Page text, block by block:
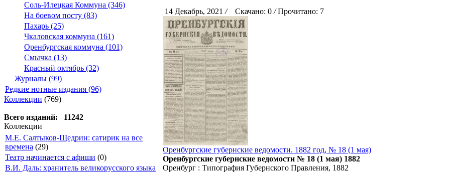
Соль-Илецкая Коммуна (346)
На боевом посту (83)
Пахарь (25)
Чкаловская коммуна (161)
Оренбургская коммуна (101)
Смычка (13)
Красный октябрь (32)
Журналы (99)
Редкие нотные издания (96)
Коллекции (769)
Всего изданий: 11242
Коллекции
М.Е. Салтыков-Щедрин: сатирик на все
времена (29)
Театр начинается с афиши (0)
В.И. Даль: хранитель великорусского языка
14 Декабрь, 2021 /Скачано: 0 /Прочитано: 7
Оренбургские губернские ведомости. 1882 год, № 18 (1 мая)
Оренбургские губернские ведомости № 18 (1 мая) 1882
Оренбург : Типография Губернского Правления, 1882